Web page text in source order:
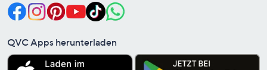
QVC Apps herunterladen